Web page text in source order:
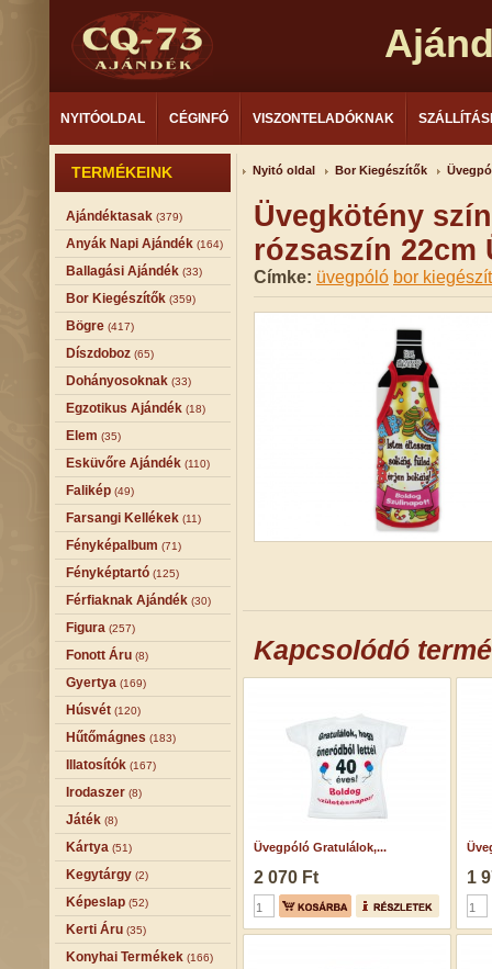
NYITÓOLDAL CÉGINFÓ VISZONTELADÓKNAK
TERMÉKEINK
Ajándéktasak (379)
Anyák Napi Ajándék (164)
Ballagási Ajándék (33)
Bor Kiegészítők (359)
Bögre (417)
Díszdoboz (65)
Dohányosoknak (33)
Egzotikus Ajándék (18)
Elem (35)
Esküvőre Ajándék (110)
Falikép (49)
Farsangi Kellékek (11)
Fényképalbum (71)
Fényképtartó (125)
Férfiaknak Ajándék (30)
Figura (257)
Fonott Áru (8)
Gyertya (169)
Húsvét (120)
Hűtőmágnes (183)
Illatosítók (167)
Irodaszer (8)
Játék (8)
Kártya (51)
Kegytárgy (2)
Képeslap (52)
Kerti Áru (35)
Konyhai Termékek (166)
Nyitó oldal Bor Kiegészítők
Üvegkötény
rózsaszín 22cm
Címke: üvegpóló bor
Kapcsolódó
Üvegpóló Gratulálok,...
2 070 Ft 1